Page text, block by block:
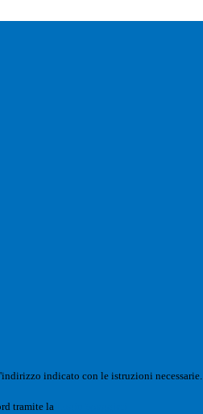
indicato con le istruzioni necessarie.
tramite la